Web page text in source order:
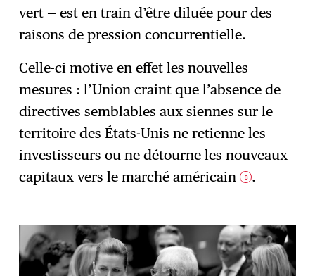
vert — est en train d’être diluée pour des
raisons de pression concurrentielle.
Celle-ci motive en effet les nouvelles
mesures : l’Union craint que l’absence de
directives semblables aux siennes sur le
territoire des États-Unis ne retienne les
investisseurs ou ne détourne les nouveaux
capitaux vers le marché américain 8 .